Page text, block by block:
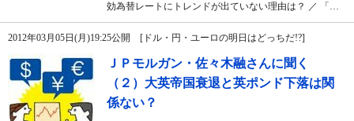
効為替レートにトレンドが出ていない理由は？ ／ 「…
2012年03月05日(月)19:25公開 [ドル・円・ユーロの明日はどっちだ!?]
ＪＰモルガン・佐々木融さんに聞く
（２）大英帝国衰退と英ポンド下落は関
係ない？